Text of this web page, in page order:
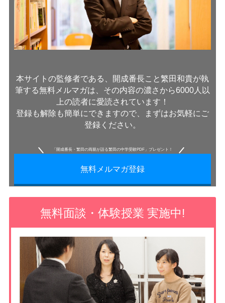
本サイトの監修者である、開成番長こと繁田和貴が執
筆する無料メルマガは、その内容の濃さから6000人以
上の読者に愛読されています！
登録も解除も簡単にできますので、まずはお気軽にご
登録ください。
「開成番長・繁田の両親が語る繁田の中学受験PDF」プレゼント！
無料メルマガ登録
無料面談・体験授業 実施中!